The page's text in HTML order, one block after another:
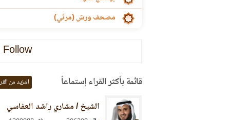
مصحف ورش (مرئي)
Follow
قائمة بأكثر القراء إستماعاً المزيد من
الشيخ / مشاري راشد العفاسي